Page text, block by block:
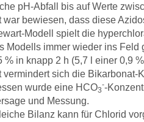
pH-Abfall bis auf Werte
war bewiesen, dass diese
Modell spielt die
Modells immer wieder ins Feld
% in knapp 2 h (5,7 l einer 0,9
vermindert sich die Bikarbonat-
wurde eine HCO3
--
und Messung.
Bilanz kann für Chlorid